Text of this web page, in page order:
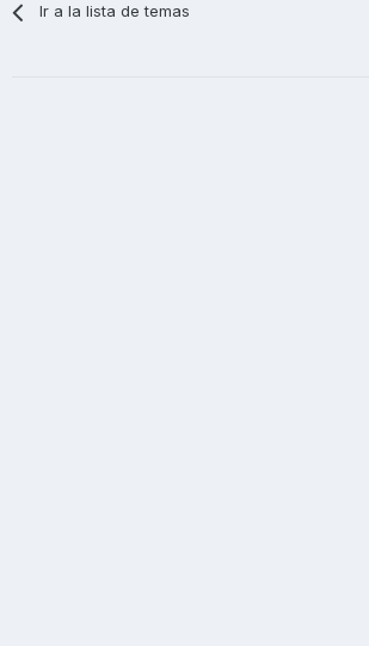
Ir a la lista de temas